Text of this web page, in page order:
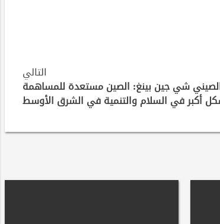
التالي
شي جين بينغ: الصين مستعدة للمساهمة
أكبر في السلام والتنمية في الشرق الأوسط